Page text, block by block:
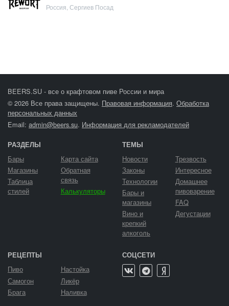
Россия, Сергиев Посад
BEERS.SU - все о крафтовом пиве России и мира
© 2026 Все права защищены. Правовая информация. Обработка
персональных данных
Email: admin@beers.su. Информация для рекламодателей
РАЗДЕЛЫ
Бары
Магазины
Таблица
стилей
Карта сайта
Обратная
связь
Калькуляторы
ТЕМЫ
Новости
Законы
Технологии
Бары и
магазины
Вино и
крепкий
алкоголь
Трезвость
Интересное
Домашнее
пивоварение
FAQ
Дегустации
РЕЦЕПТЫ
Пиво
Самогон
Брага
Настойка
Ликёр
Наливка
СОЦСЕТИ